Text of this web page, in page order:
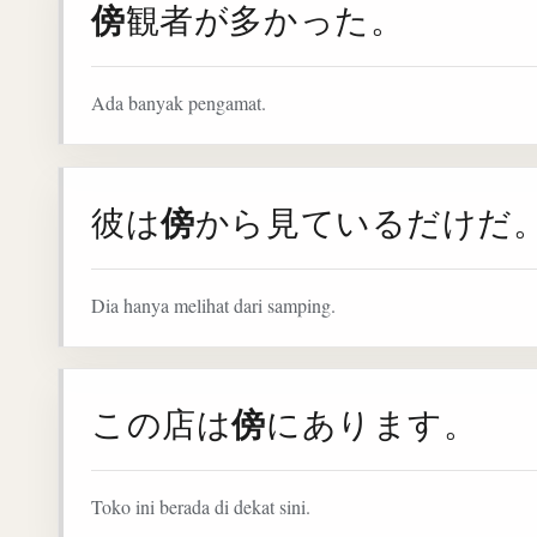
傍観者が多かった。
Ada banyak pengamat.
彼は傍から見ているだけだ
Dia hanya melihat dari samping.
この店は傍にあります。
Toko ini berada di dekat sini.